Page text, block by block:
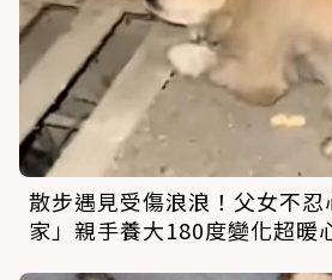
散步遇見受傷浪浪！父女不
家」親手養大180度變化超暖